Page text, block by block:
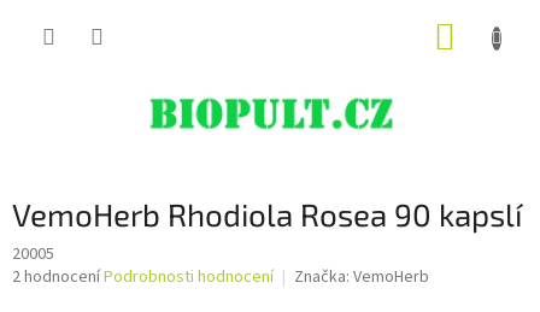
VemoHerb Rhodiola Rosea 90 kapslí
20005
Průměrné
2 hodnoceníPodrobnosti hodnocení Značka: VemoHerb